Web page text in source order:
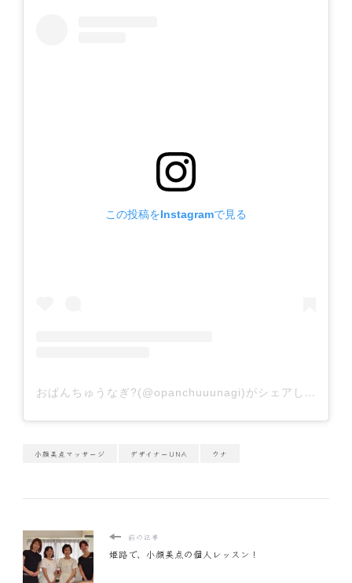
この投稿をInstagramで見る
おぱんちゅうなぎ?(@opanchuuunagi)がシェアした投稿
小顔美点マッサージ デザイナーUNA ウナ
前の記事
姫路で、小顔美点の個人レッスン！